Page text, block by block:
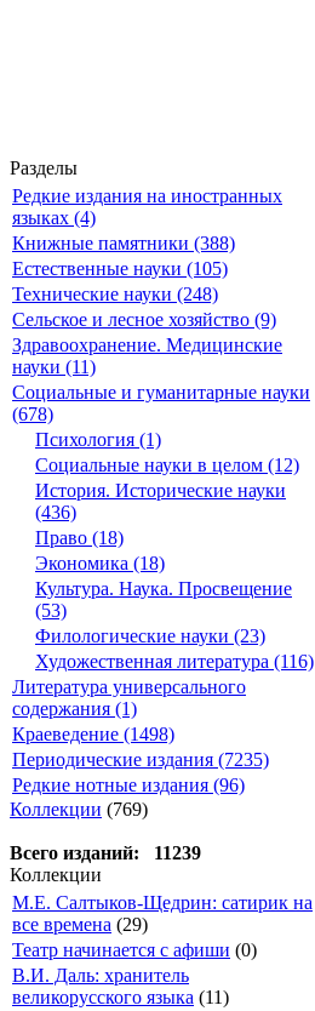
Разделы
Редкие издания на иностранных
языках (4)
Книжные памятники (388)
Естественные науки (105)
Технические науки (248)
Сельское и лесное хозяйство (9)
Здравоохранение. Медицинские
науки (11)
Социальные и гуманитарные науки
(678)
Психология (1)
Социальные науки в целом (12)
История. Исторические науки
(436)
Право (18)
Экономика (18)
Культура. Наука. Просвещение
(53)
Филологические науки (23)
Художественная литература (116)
Литература универсального
содержания (1)
Краеведение (1498)
Периодические издания (7235)
Редкие нотные издания (96)
Коллекции (769)
Всего изданий: 11239
Коллекции
М.Е. Салтыков-Щедрин: сатирик на
все времена (29)
Театр начинается с афиши (0)
В.И. Даль: хранитель
великорусского языка (11)